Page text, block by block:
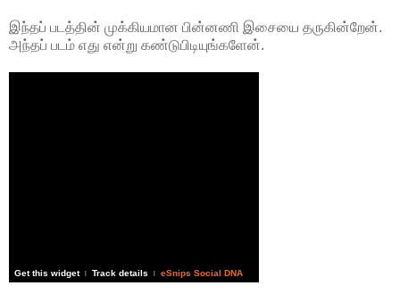
இந்தப் படத்தின் முக்கியமான பின்னணி இசையை தருகின்றேன்.
அந்தப் படம் எது என்று கண்டுபிடியுங்களேன்.
Get this widget | Track details | eSnips Social DNA